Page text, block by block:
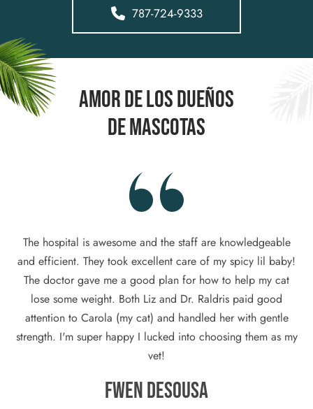
787-724-9333
Amor de los dueños
de mascotas
The hospital is awesome and the staff are knowledgeable
and efficient. They took excellent care of my spicy lil baby!
The doctor gave me a good plan for how to help my cat
lose some weight. Both Liz and Dr. Raldris paid good
attention to Carola (my cat) and handled her with gentle
strength. I'm super happy I lucked into choosing them as my
vet!
Fwen DeSousa